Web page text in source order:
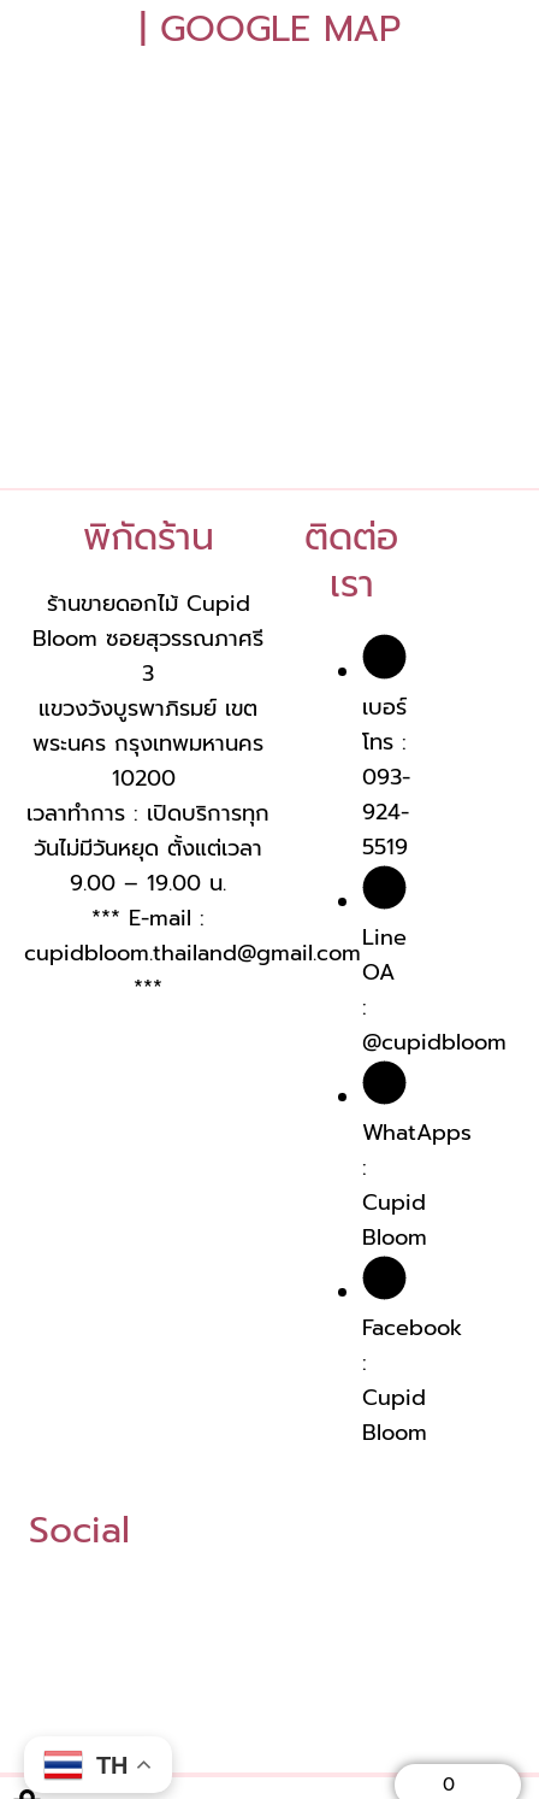
| GOOGLE MAP
พิกัดร้าน
ร้านขายดอกไม้ Cupid
Bloom ซอยสุวรรณภาศรี
3
แขวงวังบูรพาภิรมย์ เขต
พระนคร กรุงเทพมหานคร
10200
เวลาทำการ : เปิดบริการทุก
วันไม่มีวันหยุด ตั้งแต่เวลา
9.00 – 19.00 น.
*** E-mail :
cupidbloom.thailand@gmail.com
***
ติดต่อ
เรา
เบอร์
โทร :
093-
924-
5519
Line
OA
:
@cupidbloom
WhatApps
:
Cupid
Bloom
Facebook
:
Cupid
Bloom
Social
0
Cart
TH